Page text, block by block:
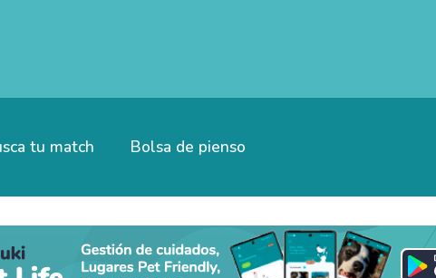
tu match Bolsa de pienso